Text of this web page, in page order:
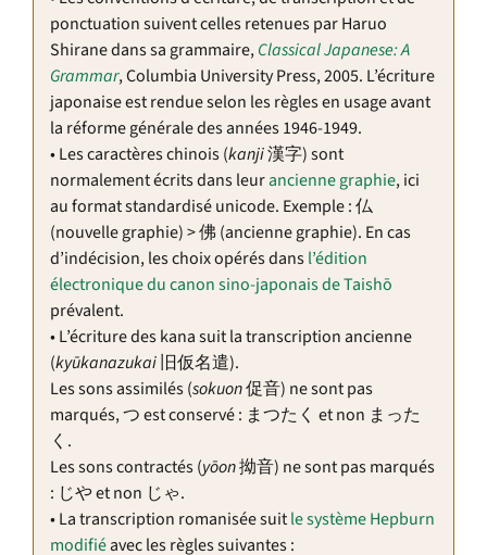
ponctuation suivent celles retenues par Haruo
Shirane dans sa grammaire,Classical Japanese: A
Grammar, Columbia University Press, 2005. L’écriture
japonaise est rendue selon les règles en usage avant
la réforme générale des années 1946-1949.
• Les caractères chinois (kanji漢字) sont
normalement écrits dans leurancienne graphie, ici
au format standardisé unicode. Exemple : 仏
(nouvelle graphie) > 佛 (ancienne graphie). En cas
d’indécision, les choix opérés dansl’édition
électronique du canon sino-japonais de Taishō
prévalent.
• L’écriture des kana suit la transcription ancienne
(kyūkanazukai旧仮名遣).
Les sons assimilés (sokuon‪促音‬) ne sont pas
marqués, つ est conservé : まつたく et non まった
く.
Les sons contractés (yōon拗音) ne sont pas marqués
: じや et non じゃ.
• La transcription romanisée suitle système Hepburn
modifiéavec les règles suivantes :